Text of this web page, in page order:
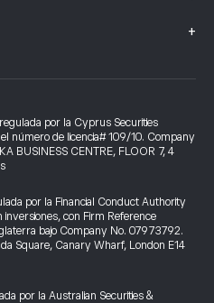
+
por la Cyprus Securities
número de licencia# 109/10. Company
BUSINESS CENTRE, FLOOR 7, 4
por la Financial Conduct Authority
inversiones, con Firm Reference
bajo Company No. 07973792.
Square, Canary Wharf, London E14
por la Australian Securities &